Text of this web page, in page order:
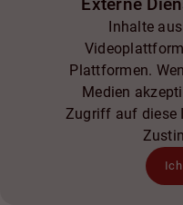
Externe
Inhalte
Plattformen.
Medien
Zugriff auf diese